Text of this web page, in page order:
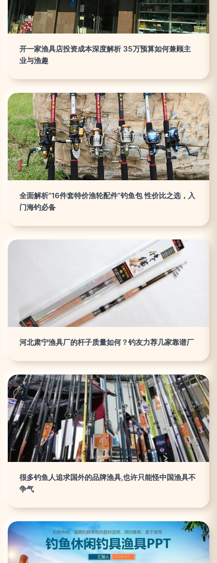
开一家渔具店投资成本深度解析 35万预算如何兼顾主
业与渔趣
全面解析“16件套特价渔轮配件”钓鱼包 性价比之选，入
门海钓必备
河北肃宁渔具厂的杆子质量如何？钓友力荐几家靠谱厂
很多钓鱼人追求国外的品牌渔具,也许只能怪中国渔具不
争气